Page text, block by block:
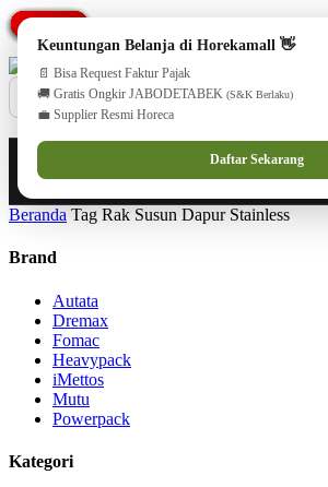
Keuntungan Belanja di Horekamall 👋
📄 Bisa Request Faktur Pajak
🚚 Gratis Ongkir JABODETABEK (S&K Berlaku)
💼 Supplier Resmi Horeca
Daftar Sekarang
Beranda Tag Rak Susun Dapur Stainless
Brand
Autata
Dremax
Fomac
Heavypack
iMettos
Mutu
Powerpack
Kategori
PROMO
PROMO
PROMO
PROMO
PROMO
PROMO
PROMO
PROMO
PROMO